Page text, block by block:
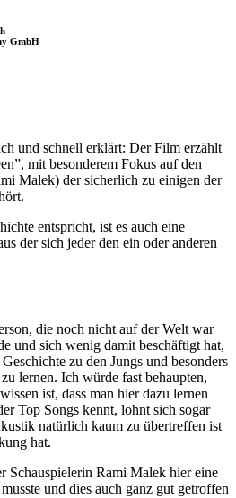
GmbH
und schnell erklärt: Der Film erzählt
mit besonderem Fokus auf den
Malek) der sicherlich zu einigen der
entspricht, ist es auch eine
der sich jeder den ein oder anderen
die noch nicht auf der Welt war
und sich wenig damit beschäftigt hat,
zu den Jungs und besonders
lernen. Ich würde fast behaupten,
ist, dass man hier dazu lernen
Top Songs kennt, lohnt sich sogar
natürlich kaum zu übertreffen ist
hat.
Schauspielerin Rami Malek hier eine
und dies auch ganz gut getroffen